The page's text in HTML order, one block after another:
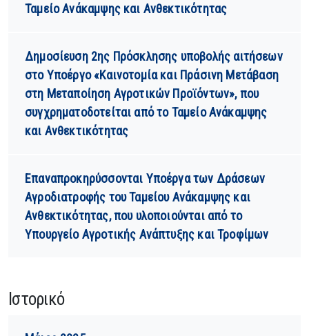
Ταμείο Ανάκαμψης και Ανθεκτικότητας
Δημοσίευση 2ης Πρόσκλησης υποβολής αιτήσεων
στο Υποέργο «Καινοτομία και Πράσινη Μετάβαση
στη Μεταποίηση Αγροτικών Προϊόντων», που
συγχρηματοδοτείται από το Ταμείο Ανάκαμψης
και Ανθεκτικότητας
Επαναπροκηρύσσονται Υποέργα των Δράσεων
Αγροδιατροφής του Ταμείου Ανάκαμψης και
Ανθεκτικότητας, που υλοποιούνται από το
Υπουργείο Αγροτικής Ανάπτυξης και Τροφίμων
Ιστορικό